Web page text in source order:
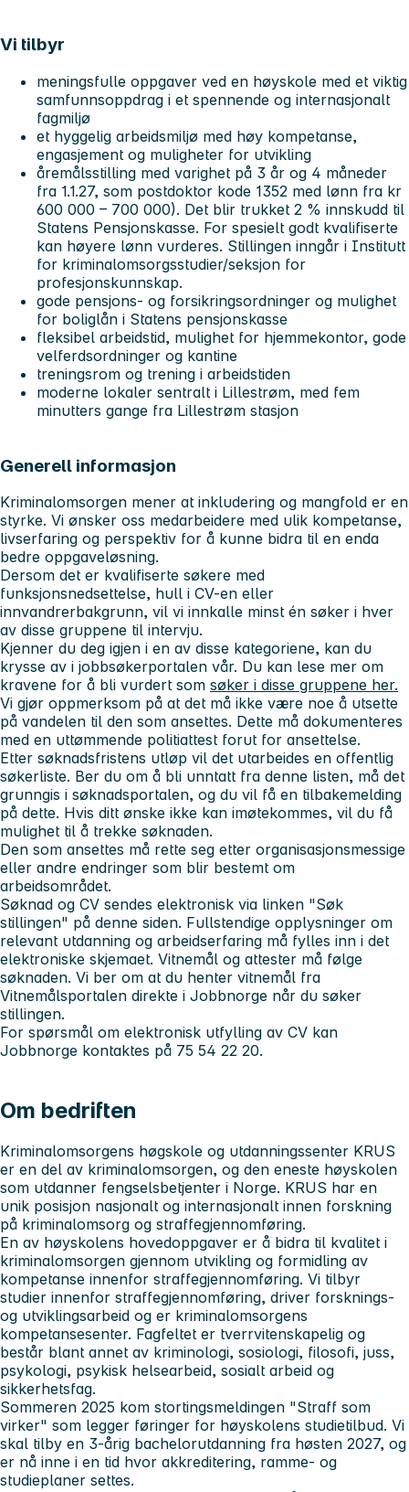
Vi tilbyr
meningsfulle oppgaver ved en høyskole med et viktig
samfunnsoppdrag i et spennende og internasjonalt
fagmiljø
et hyggelig arbeidsmiljø med høy kompetanse,
engasjement og muligheter for utvikling
åremålsstilling med varighet på 3 år og 4 måneder
fra 1.1.27, som postdoktor kode 1352 med lønn fra kr
600 000 – 700 000). Det blir trukket 2 % innskudd til
Statens Pensjonskasse. For spesielt godt kvalifiserte
kan høyere lønn vurderes. Stillingen inngår i Institutt
for kriminalomsorgsstudier/seksjon for
profesjonskunnskap.
gode pensjons- og forsikringsordninger og mulighet
for boliglån i Statens pensjonskasse
fleksibel arbeidstid, mulighet for hjemmekontor, gode
velferdsordninger og kantine
treningsrom og trening i arbeidstiden
moderne lokaler sentralt i Lillestrøm, med fem
minutters gange fra Lillestrøm stasjon
Generell informasjon
Kriminalomsorgen mener at inkludering og mangfold er en
styrke. Vi ønsker oss medarbeidere med ulik kompetanse,
livserfaring og perspektiv for å kunne bidra til en enda
bedre oppgaveløsning.
Dersom det er kvalifiserte søkere med
funksjonsnedsettelse, hull i CV-en eller
innvandrerbakgrunn, vil vi innkalle minst én søker i hver
av disse gruppene til intervju.
Kjenner du deg igjen i en av disse kategoriene, kan du
krysse av i jobbsøkerportalen vår. Du kan lese mer om
kravene for å bli vurdert som søker i disse gruppene her.
Vi gjør oppmerksom på at det må ikke være noe å utsette
på vandelen til den som ansettes. Dette må dokumenteres
med en uttømmende politiattest forut for ansettelse.
Etter søknadsfristens utløp vil det utarbeides en offentlig
søkerliste. Ber du om å bli unntatt fra denne listen, må det
grunngis i søknadsportalen, og du vil få en tilbakemelding
på dette. Hvis ditt ønske ikke kan imøtekommes, vil du få
mulighet til å trekke søknaden.
Den som ansettes må rette seg etter organisasjonsmessige
eller andre endringer som blir bestemt om
arbeidsområdet.
Søknad og CV sendes elektronisk via linken "Søk
stillingen" på denne siden. Fullstendige opplysninger om
relevant utdanning og arbeidserfaring må fylles inn i det
elektroniske skjemaet. Vitnemål og attester må følge
søknaden. Vi ber om at du henter vitnemål fra
Vitnemålsportalen direkte i Jobbnorge når du søker
stillingen.
For spørsmål om elektronisk utfylling av CV kan
Jobbnorge kontaktes på 75 54 22 20.
Om bedriften
Kriminalomsorgens høgskole og utdanningssenter KRUS
er en del av kriminalomsorgen, og den eneste høyskolen
som utdanner fengselsbetjenter i Norge. KRUS har en
unik posisjon nasjonalt og internasjonalt innen forskning
på kriminalomsorg og straffegjennomføring.
En av høyskolens hovedoppgaver er å bidra til kvalitet i
kriminalomsorgen gjennom utvikling og formidling av
kompetanse innenfor straffegjennomføring. Vi tilbyr
studier innenfor straffegjennomføring, driver forsknings-
og utviklingsarbeid og er kriminalomsorgens
kompetansesenter. Fagfeltet er tverrvitenskapelig og
består blant annet av kriminologi, sosiologi, filosofi, juss,
psykologi, psykisk helsearbeid, sosialt arbeid og
sikkerhetsfag.
Sommeren 2025 kom stortingsmeldingen "Straff som
virker" som legger føringer for høyskolens studietilbud. Vi
skal tilby en 3-årig bachelorutdanning fra høsten 2027, og
er nå inne i en tid hvor akkreditering, ramme- og
studieplaner settes.